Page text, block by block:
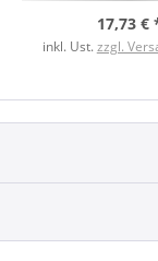
17,73 €
inkl. Ust.zzgl.